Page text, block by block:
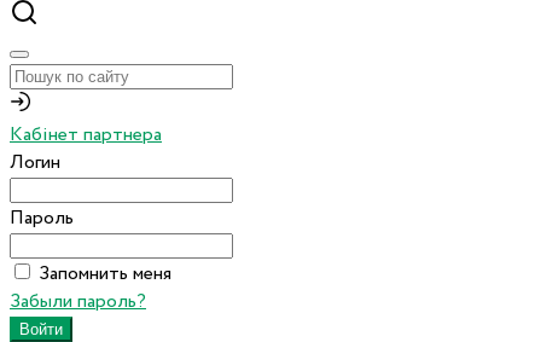
Кабінет партнера
Логин
Пароль
Запомнить меня
Забыли пароль?